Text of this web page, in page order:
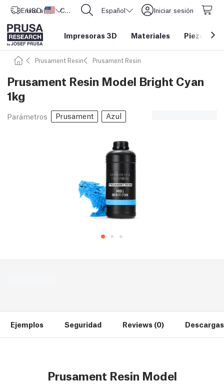
Envío a Estados Unidos
USD ($) CORE One L: ¡Ya disponible! Español Iniciar sesión
Impresoras 3D Materiales Piezas y
Prusament Resin Prusament Resin
Prusament Resin Model Bright Cyan
1kg
Parámetros Prusament Azul
Ejemplos Seguridad Reviews (0) Descargas
Prusament Resin Model